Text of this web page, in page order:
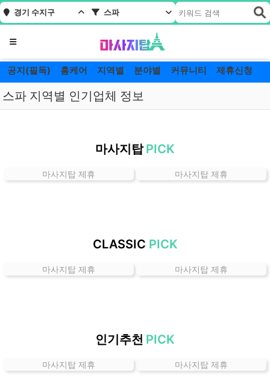
경기 수지구 스파
메뉴
공지(필독) 홈케어 지역별 분야별 커뮤니티 제휴신청
스파 지역별 인기업체 정보
구
가
정
마사지탑 PICK
마사지탑 제휴 마사지탑 제휴
CLASSIC PICK
마사지탑 제휴 마사지탑 제휴
인기추천 PICK
마사지탑 제휴 마사지탑 제휴